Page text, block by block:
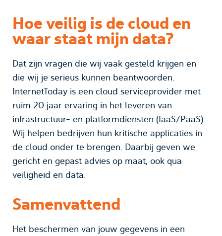
Hoe veilig is de cloud en
waar staat mijn data?
Dat zijn vragen die wij vaak gesteld krijgen en
die wij je serieus kunnen beantwoorden.
InternetToday is een cloud serviceprovider met
ruim 20 jaar ervaring in het leveren van
infrastructuur- en platformdiensten (IaaS/PaaS).
Wij helpen bedrijven hun kritische applicaties in
de cloud onder te brengen. Daarbij geven we
gericht en gepast advies op maat, ook qua
veiligheid en data.
Samenvattend
Het beschermen van jouw gegevens in een